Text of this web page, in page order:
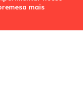
mais